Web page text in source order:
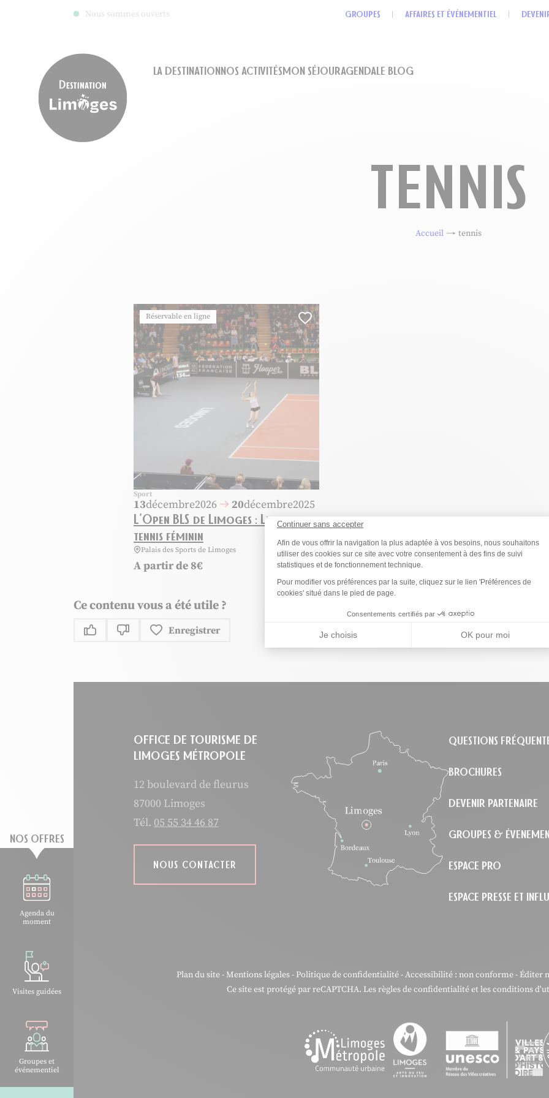
Continuer sans accepter
Plateforme de Gestion du
Afin de vous offrir la navigation la plus adaptée à vos besoins, nous souhaitons
utiliser des cookies sur ce site avec votre consentement à des fins de suivi
statistiques et de fonctionnement technique.
Pour modifier vos préférences par la suite, cliquez sur le lien 'Préférences de
cookies' situé dans le pied de page.
Consentements certifiés par
Je choisis OK pour moi
Axeptio consent
Nous sommes ouverts GROUPES AFFAIRES ET ÉVÉNEMENTIEL
TENNIS
Accueil tennis
LA DESTINATIONNOS ACTIVITÉSMON SÉJOURAGENDALE BLOG
NOS OFFRES
Agenda du
moment
Visites guidées
Groupes et
événementiel
Sport
13décembre2026 20décembre2025
L'Open BLS de Limoges : Le rdv du
tennis féminin
Palais des Sports de Limoges
A partir de 8€
Réservable en ligne Ajouter cette page au carnet de voyage ?
Ce contenu vous a été utile ?
Ce contenu ne vous a pas été utile
Enregistrer
OFFICE DE TOURISME DE
LIMOGES MÉTROPOLE
12 boulevard de fleurus
87000 Limoges
Tél. 05 55 34 46 87
NOUS CONTACTER
QUESTIONS
BROCHURES
DEVENIR PARTENAIRE
GROUPES &
ESPACE PRO
ESPACE PRESSE ET
Plan du site-Mentions légales- Politique de confidentialité-Accessibilité : non conforme- Éditer
Ce site est protégé par reCAPTCHA. Lesrègles de confidentialitéet lesconditions